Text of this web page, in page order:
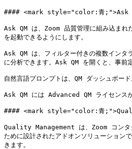
#### <mark style="color:青;">Ask QM
Ask QM は、Zoom 品質管理に組み込まれ
を起動できるようにします。
Ask QM は、フィルター付きの複数インタ
に分析できます。Ask QM を開くと、事前
自然言語プロンプトは、QM ダッシュボ
Ask QM には Advanced QM ライセンスが
#### <mark style="color:青;">Quality
Quality Management は、Zoom コンタク
ために設計されたアドオンソリューション
きます。